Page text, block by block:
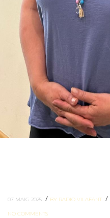
07 MAIG 2025 / BY RADIO VILAFANT /
NO COMMENTS